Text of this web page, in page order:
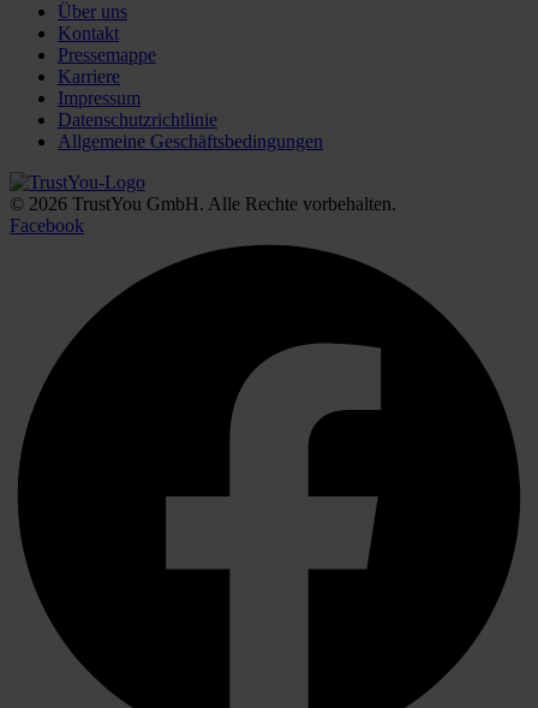
Über uns
Kontakt
Pressemappe
Karriere
Impressum
Datenschutzrichtlinie
Allgemeine Geschäftsbedingungen
© 2026 TrustYou GmbH. Alle Rechte vorbehalten.
Facebook